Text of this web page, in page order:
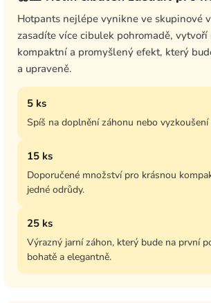
Hotpants nejlépe vynikne ve skupinové
zasadíte více cibulek pohromadě, vytvoří
kompaktní a promyšlený efekt, který
a upraveně.
5 ks
Spíš na doplnění záhonu nebo vyzkoušení
15 ks
Doporučené množství pro krásnou
jedné odrůdy.
25 ks
Výrazný jarní záhon, který bude na první
bohatě a elegantně.